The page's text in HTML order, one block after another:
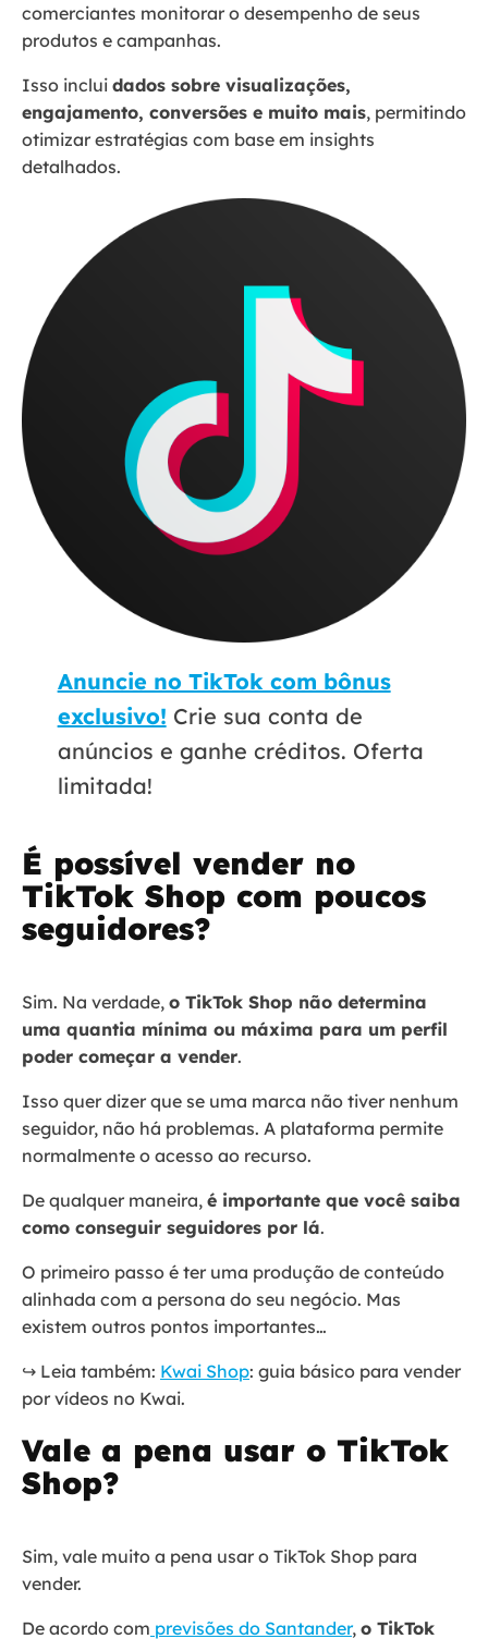
comerciantes monitorar o desempenho de seus
produtos e campanhas.
Isso inclui dados sobre visualizações,
engajamento, conversões e muito mais, permitindo
otimizar estratégias com base em insights
detalhados.
Anuncie no TikTok com bônus
exclusivo! Crie sua conta de
anúncios e ganhe créditos. Oferta
limitada!
É possível vender no
TikTok Shop com poucos
seguidores?
Sim. Na verdade, o TikTok Shop não determina
uma quantia mínima ou máxima para um perfil
poder começar a vender.
Isso quer dizer que se uma marca não tiver nenhum
seguidor, não há problemas. A plataforma permite
normalmente o acesso ao recurso.
De qualquer maneira, é importante que você saiba
como conseguir seguidores por lá.
O primeiro passo é ter uma produção de conteúdo
alinhada com a persona do seu negócio. Mas
existem outros pontos importantes…
↪️ Leia também: Kwai Shop: guia básico para vender
por vídeos no Kwai.
Vale a pena usar o TikTok
Shop?
Sim, vale muito a pena usar o TikTok Shop para
vender.
De acordo com previsões do Santander, o TikTok